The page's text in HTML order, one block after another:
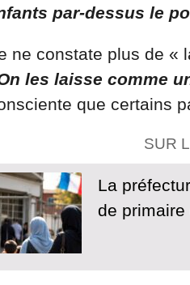
par-dessus le
ne constate plus de «
les laisse comme
que certains
SUR
La
de primaire